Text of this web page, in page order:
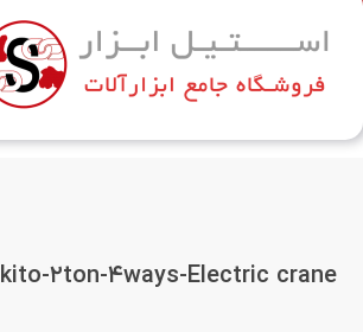
kito-۲ton-۴ways-Electric crane